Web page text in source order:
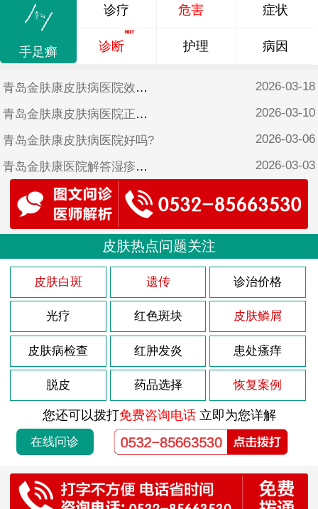
手足癣
诊疗 危害 症状
诊断 护理 病因
青岛金肤康皮肤病医院效果好吗? 2026-03-18
青岛金肤康皮肤病医院正规吗? 2026-03-10
青岛金肤康皮肤病医院好吗? 2026-03-06
青岛金肤康医院解答湿疹怎样治疗? 2026-03-03
青岛金肤康皮肤病医院靠谱吗?
青岛金肤康皮肤病医院可靠吗?
青岛金肤康皮肤病医院是不是正规医院?
青岛金肤康口碑? 2025-05-12
皮肤热点问题关注
皮肤白斑 遗传 诊治价格
光疗 红色斑块 皮肤鳞屑
皮肤病检查 红肿发炎 患处瘙痒
脱皮 药品选择 恢复案例
您还可以拨打免费咨询电话立即为您详解
在线问诊